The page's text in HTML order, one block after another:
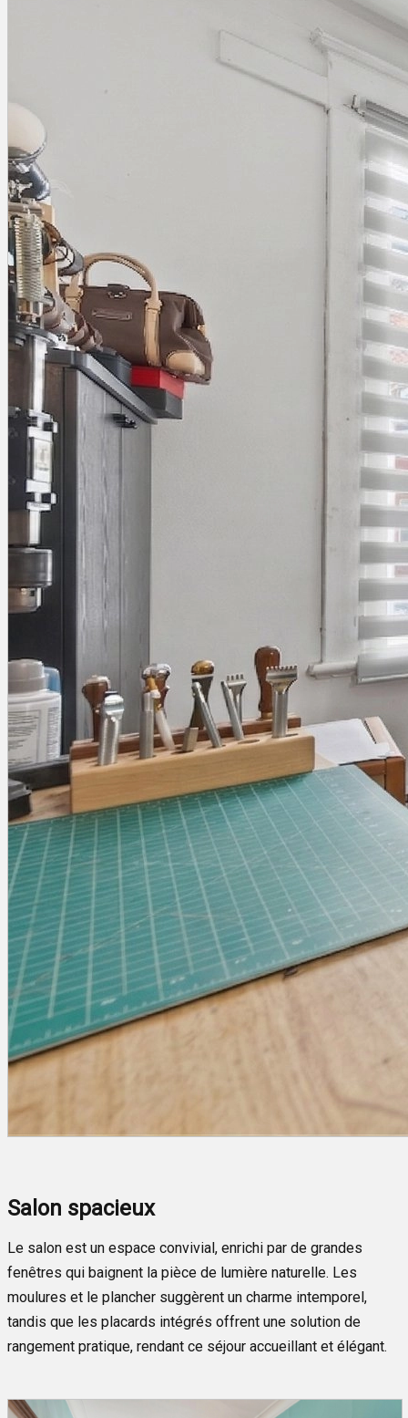
Salon spacieux
Le salon est un espace convivial, enrichi par de grandes
fenêtres qui baignent la pièce de lumière naturelle. Les
moulures et le plancher suggèrent un charme intemporel,
tandis que les placards intégrés offrent une solution de
rangement pratique, rendant ce séjour accueillant et élégant.